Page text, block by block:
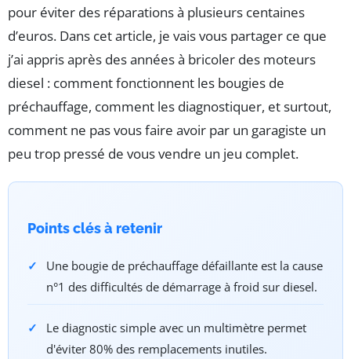
pour éviter des réparations à plusieurs centaines
d’euros. Dans cet article, je vais vous partager ce que
j’ai appris après des années à bricoler des moteurs
diesel : comment fonctionnent les bougies de
préchauffage, comment les diagnostiquer, et surtout,
comment ne pas vous faire avoir par un garagiste un
peu trop pressé de vous vendre un jeu complet.
Points clés à retenir
Une bougie de préchauffage défaillante est la cause
n°1 des difficultés de démarrage à froid sur diesel.
Le diagnostic simple avec un multimètre permet
d'éviter 80% des remplacements inutiles.